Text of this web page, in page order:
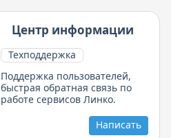
Центр информации
Техподдержка
Поддержка пользователей,
быстрая обратная связь по
работе сервисов Линко.
Написать